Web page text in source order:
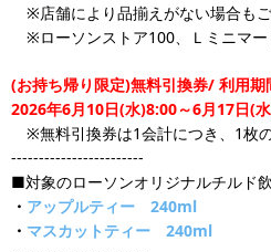
※店舗により品揃えがない場合もご
※ローソンストア100、Ｌミニマー
(お持ち帰り限定)無料引換券/ 利用期
2026年6月10日(水)8:00～6月17日(
※無料引換券は1会計につき、1枚の
------------------------
■対象のローソンオリジナルチルド
・ アップルティー 240ml
・ マスカットティー 240ml